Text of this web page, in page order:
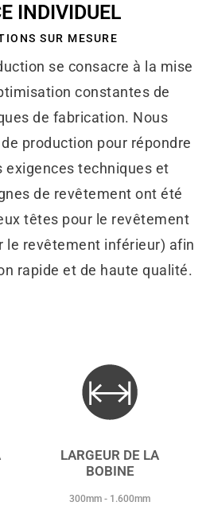
INDIVIDUEL
SUR MESURE
se consacre à la mise
constantes de
de fabrication. Nous
production pour répondre
exigences techniques et
de revêtement ont été
têtes pour le revêtement
le revêtement inférieur) afin
rapide et de haute qualité.
LARGEUR DE LA
BOBINE
300mm - 1.600mm